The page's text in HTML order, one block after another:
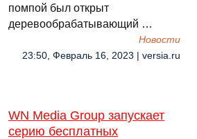
помпой был открыт
деревообрабатывающий …
Новости
23:50, Февраль 16, 2023 | versia.ru
WN Media Group запускает
серию бесплатных